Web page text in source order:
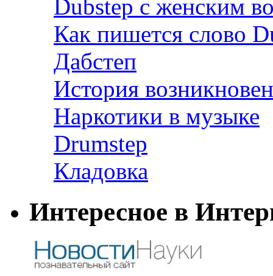
Dubstep с женским
Как пишется слово
Дабстеп
История
Наркотики в музыке
Drumstep
Кладовка
Интересное в